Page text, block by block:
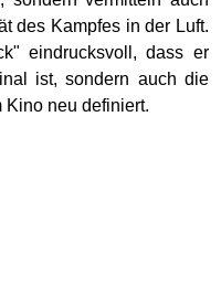
des Kampfes in der Luft.
eindrucksvoll, dass er
ist, sondern auch die
Kino neu definiert.